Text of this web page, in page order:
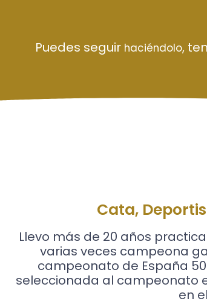
Puedes seguir haciéndolo,
Cata,
Llevo más de 20 años
varias veces campeona
campeonato de España
seleccionada al campeonato
en